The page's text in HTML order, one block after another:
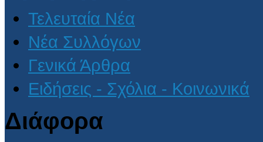
Τελευταία Νέα
Νέα Συλλόγων
Γενικά Άρθρα
Ειδήσεις - Σχόλια - Κοινωνικά
Διάφορα